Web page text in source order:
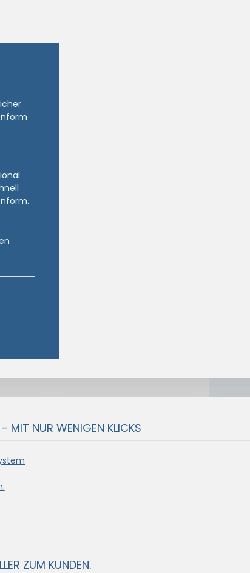
MIT NUR WENIGEN KLICKS
ZUM KUNDEN.